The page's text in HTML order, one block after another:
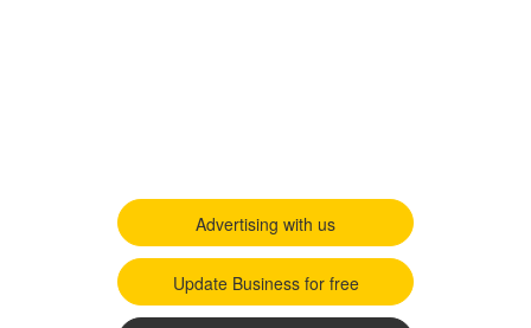
Advertising with us
Update Business for free